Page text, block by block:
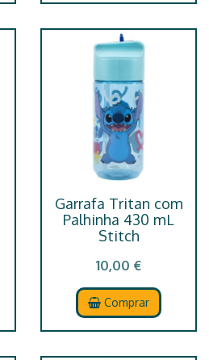
Garrafa Tritan com
Palhinha 430 mL
Stitch
10,00 €
Comprar